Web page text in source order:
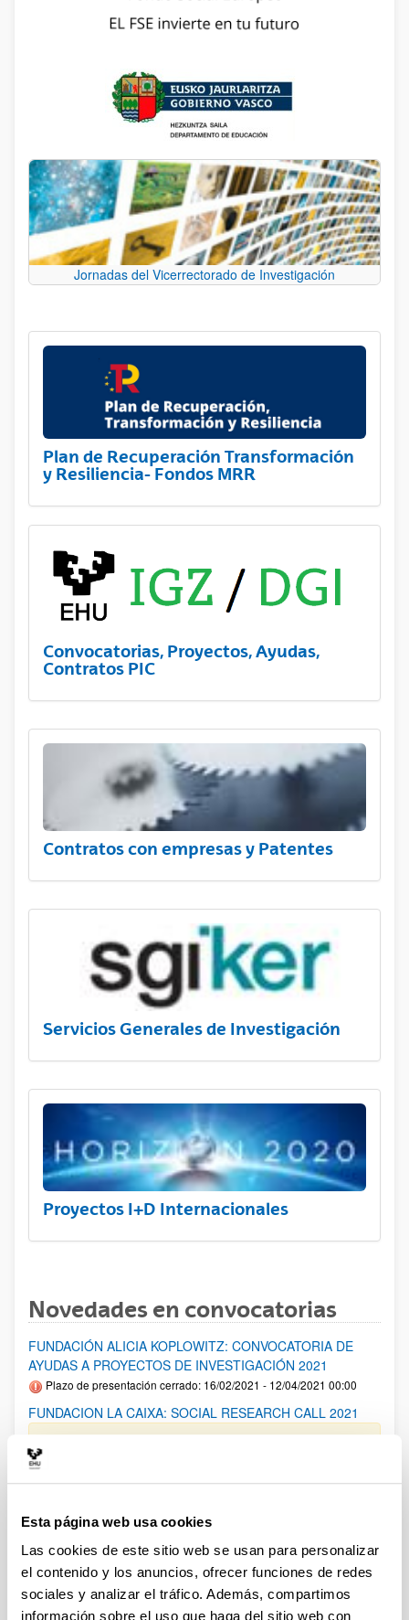
Esta página web usa cookies
Las cookies de este sitio web se usan para personalizar
el contenido y los anuncios, ofrecer funciones de redes
sociales y analizar el tráfico. Además, compartimos
información sobre el uso que haga del sitio web con
Jornadas del Vicerrectorado de Investigación
Plan de Recuperación Transformación
y Resiliencia- Fondos MRR
Convocatorias, Proyectos, Ayudas,
Contratos PIC
Contratos con empresas y Patentes
Servicios Generales de Investigación
Proyectos I+D Internacionales
Novedades en convocatorias
FUNDACIÓN ALICIA KOPLOWITZ: CONVOCATORIA DE
AYUDAS A PROYECTOS DE INVESTIGACIÓN 2021
Plazo de presentación cerrado: 16/02/2021 - 12/04/2021 00:00
FUNDACION LA CAIXA: SOCIAL RESEARCH CALL 2021
Plazo de presentación cerrado: 09/02/2021 - 02/03/2021 15:00
El plazo finalizará el 02/03/2021 a las 15:00
Proyectos de investigación en Salud (ISCIII) 2021
Plazo de presentación cerrado: 02/02/2021 - 23/02/2021 15:00